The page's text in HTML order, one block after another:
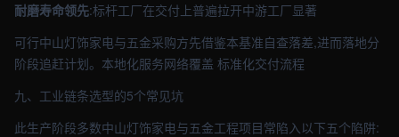
耐磨寿命领先:标杆工厂在交付上普遍拉开中游工厂显著
可行中山灯饰家电与五金采购方先借鉴本基准自查落差,进而落地分
阶段追赶计划。本地化服务网络覆盖 标准化交付流程
九、工业链条选型的5个常见坑
此生产阶段多数中山灯饰家电与五金工程项目常陷入以下五个陷阱: